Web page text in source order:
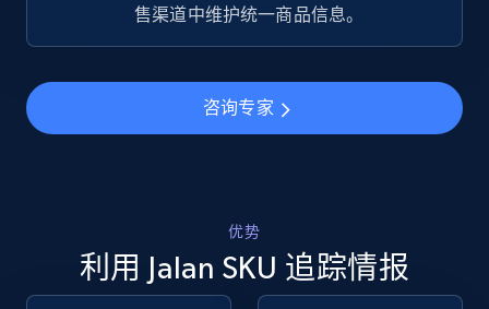
URL, Title, Available, Description, Currency, Initial
668+
Seller id, URL, Seller name, Description, Detailed
info, Stars, Feedbacks, Return policy, and more.
售渠道中维护统一商品信息。
咨询专家
优势
利用 Jalan SKU 追踪情报